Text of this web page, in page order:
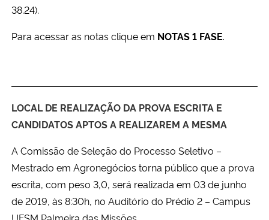
38.24).
Para acessar as notas clique em NOTAS 1 FASE.
LOCAL DE REALIZAÇÃO DA PROVA ESCRITA E
CANDIDATOS APTOS A REALIZAREM A MESMA
A Comissão de Seleção do Processo Seletivo –
Mestrado em Agronegócios torna público que a prova
escrita, com peso 3,0, será realizada em 03 de junho
de 2019, às 8:30h, no Auditório do Prédio 2 – Campus
UFSM Palmeira das Missões.